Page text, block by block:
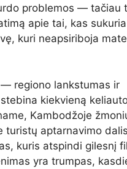
problemos — tačiau
apie tai, kas sukuria
kuri neapsiriboja
regiono lankstumas ir
kiekvieną
Kambodžoje
turistų aptarnavimo
kuris atspindi gilesnį
yra trumpas,